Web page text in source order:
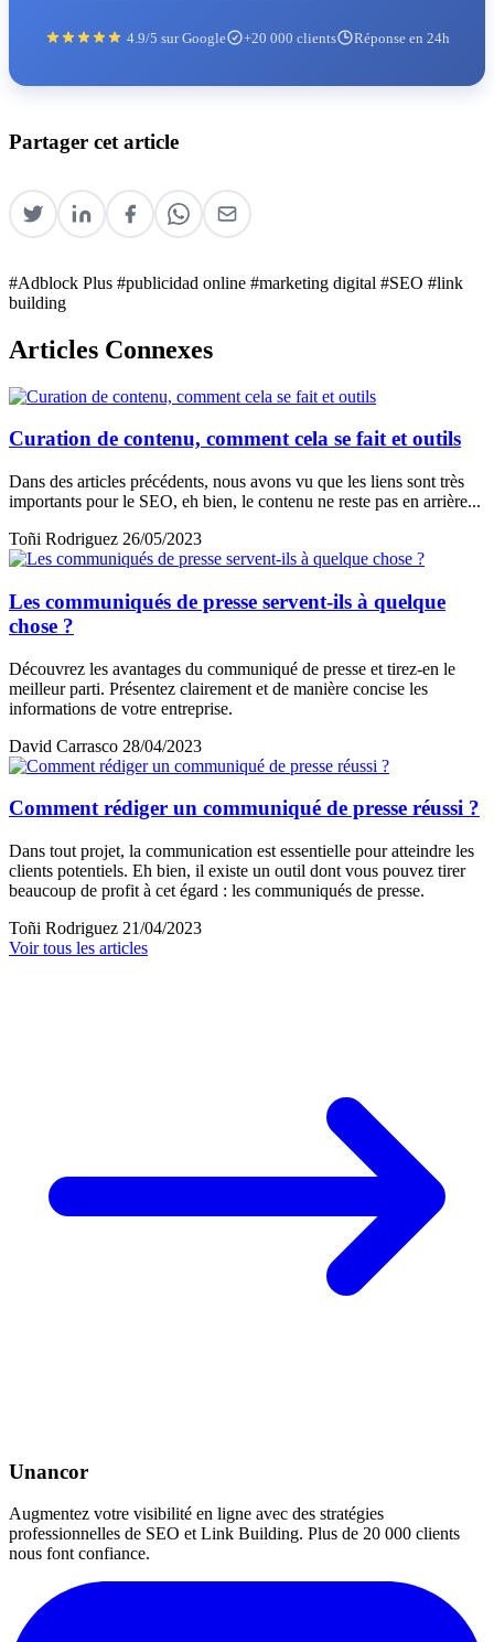
4.9/5 sur Google +20 000 clients Réponse en 24h
Partager cet article
#Adblock Plus #publicidad online #marketing digital #SEO #link
building
Articles Connexes
Curation de contenu, comment cela se fait et outils
Dans des articles précédents, nous avons vu que les liens sont très
importants pour le SEO, eh bien, le contenu ne reste pas en arrière...
Toñi Rodriguez 26/05/2023
Les communiqués de presse servent-ils à quelque
chose ?
Découvrez les avantages du communiqué de presse et tirez-en le
meilleur parti. Présentez clairement et de manière concise les
informations de votre entreprise.
David Carrasco 28/04/2023
Comment rédiger un communiqué de presse réussi ?
Dans tout projet, la communication est essentielle pour atteindre les
clients potentiels. Eh bien, il existe un outil dont vous pouvez tirer
beaucoup de profit à cet égard : les communiqués de presse.
Toñi Rodriguez 21/04/2023
Voir tous les articles
Unancor
Augmentez votre visibilité en ligne avec des stratégies
professionnelles de SEO et Link Building. Plus de 20 000 clients
nous font confiance.